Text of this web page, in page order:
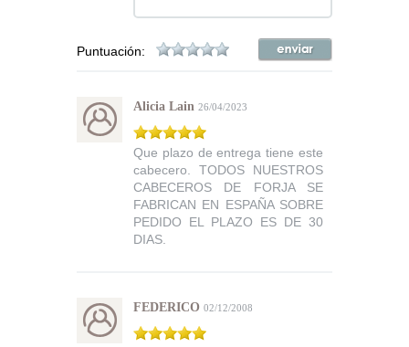
Puntuación:
Alicia Lain 26/04/2023
Que plazo de entrega tiene este
cabecero. TODOS NUESTROS
CABECEROS DE FORJA SE
FABRICAN EN ESPAÑA SOBRE
PEDIDO EL PLAZO ES DE 30
DIAS.
FEDERICO 02/12/2008